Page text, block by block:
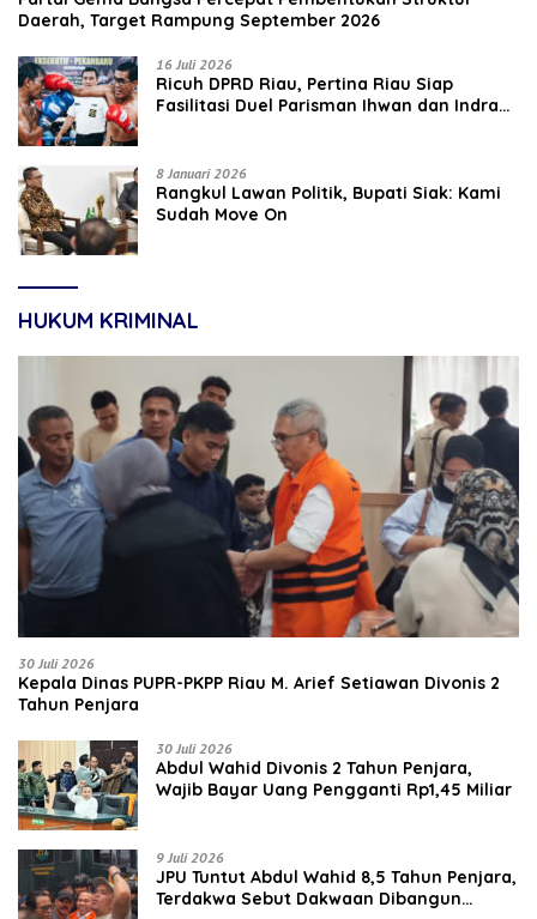
Daerah, Target Rampung September 2026
16 Juli 2026
‎Ricuh DPRD Riau, Pertina Riau Siap
Fasilitasi Duel Parisman Ihwan dan Indra
8 Januari 2026
Rangkul Lawan Politik, Bupati Siak: Kami
Sudah Move On
HUKUM KRIMINAL
30 Juli 2026
Kepala Dinas PUPR-PKPP Riau M. Arief Setiawan Divonis 2
Tahun Penjara
30 Juli 2026
‎‎Abdul Wahid Divonis 2 Tahun Penjara,
Wajib Bayar Uang Pengganti Rp1,45 Miliar
9 Juli 2026
JPU Tuntut Abdul Wahid 8,5 Tahun Penjara,
Terdakwa Sebut Dakwaan Dibangun